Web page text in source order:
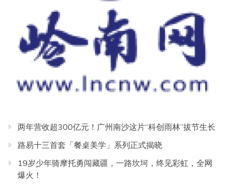
两年营收超300亿元！广州南沙这片“科创雨林”拔节生长
路易十三首套「餐桌美学」系列正式揭晓
19岁少年骑摩托勇闯藏疆，一路坎坷，终见彩虹，全网
爆火！